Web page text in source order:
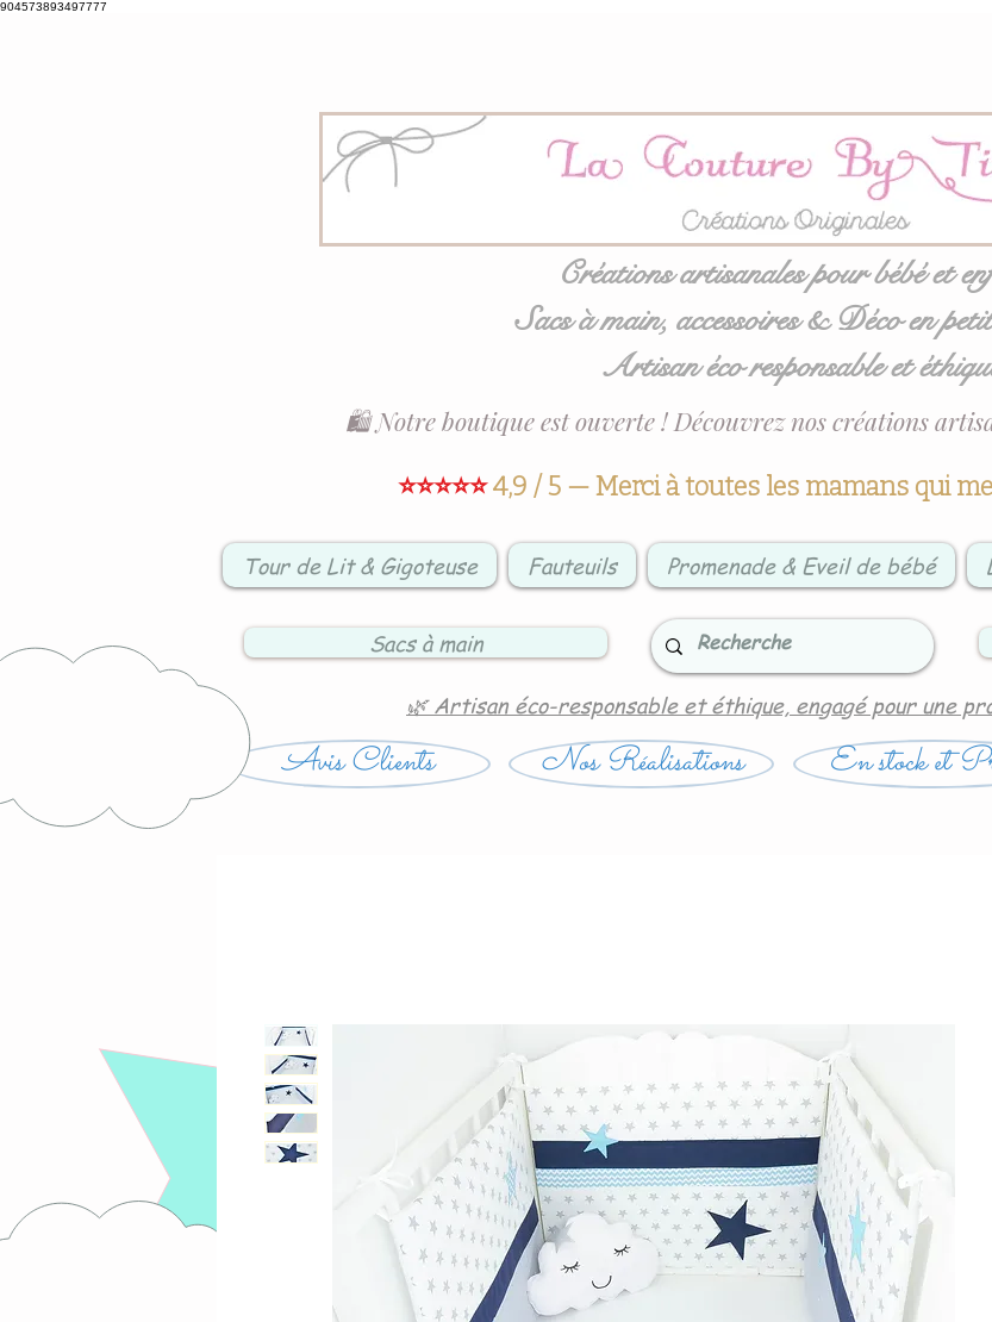
904573893497777
Créations artisanales pour bébé et
Sacs à main, accessoires & Déco en
Artisan éco responsable et
⭐⭐⭐⭐⭐4,9 / 5 — Merci à toutes les mamans qui
🛍️ Notre boutique est ouverte ! Découvrez nos créations
Tour de Lit & Gigoteuse Fauteuils Promenade & Eveil de bébé
Sacs à main
🌿 Artisan éco-responsable et éthique, engagé pour une
Avis Clients Nos Réalisations En stock et